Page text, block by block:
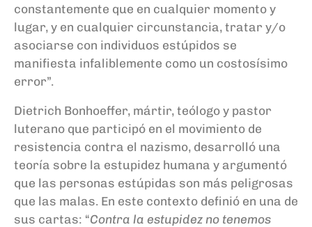
constantemente que en cualquier momento y
lugar, y en cualquier circunstancia, tratar y/o
asociarse con individuos estúpidos se
manifiesta infaliblemente como un costosísimo
error”.
Dietrich Bonhoeffer, mártir, teólogo y pastor
luterano que participó en el movimiento de
resistencia contra el nazismo, desarrolló una
teoría sobre la estupidez humana y argumentó
que las personas estúpidas son más peligrosas
que las malas. En este contexto definió en una de
sus cartas: “Contra la estupidez no tenemos